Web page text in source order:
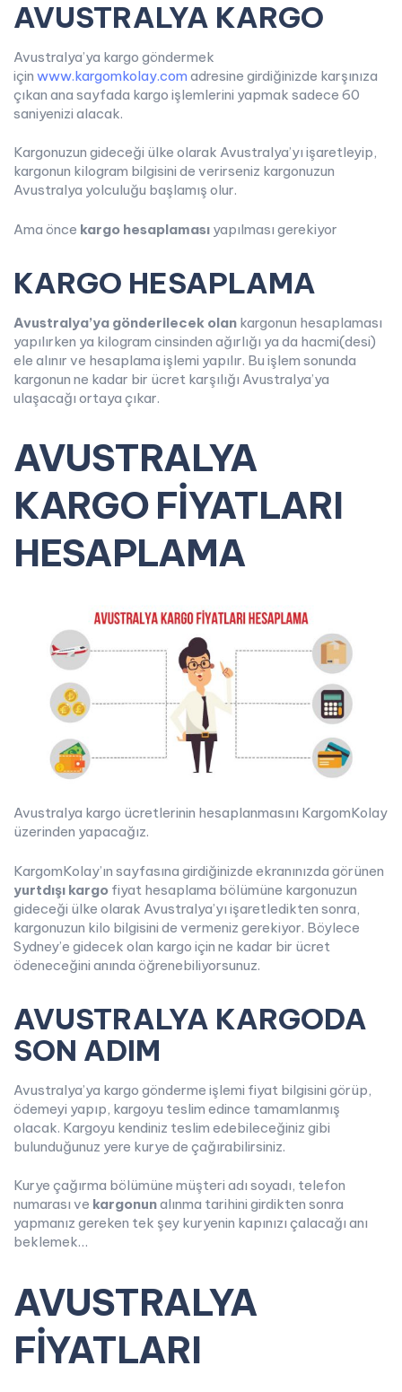
AVUSTRALYA KARGO
Avustralya’ya kargo göndermek
için www.kargomkolay.com adresine girdiğinizde karşınıza
çıkan ana sayfada kargo işlemlerini yapmak sadece 60
saniyenizi alacak.
Kargonuzun gideceği ülke olarak Avustralya’yı işaretleyip,
kargonun kilogram bilgisini de verirseniz kargonuzun
Avustralya yolculuğu başlamış olur.
Ama önce kargo hesaplaması yapılması gerekiyor
KARGO HESAPLAMA
Avustralya’ya gönderilecek olan kargonun hesaplaması
yapılırken ya kilogram cinsinden ağırlığı ya da hacmi(desi)
ele alınır ve hesaplama işlemi yapılır. Bu işlem sonunda
kargonun ne kadar bir ücret karşılığı Avustralya’ya
ulaşacağı ortaya çıkar.
AVUSTRALYA
KARGO FİYATLARI
HESAPLAMA
Avustralya kargo ücretlerinin hesaplanmasını KargomKolay
üzerinden yapacağız.
KargomKolay’ın sayfasına girdiğinizde ekranınızda görünen
yurtdışı kargo fiyat hesaplama bölümüne kargonuzun
gideceği ülke olarak Avustralya’yı işaretledikten sonra,
kargonuzun kilo bilgisini de vermeniz gerekiyor. Böylece
Sydney’e gidecek olan kargo için ne kadar bir ücret
ödeneceğini anında öğrenebiliyorsunuz.
AVUSTRALYA KARGODA
SON ADIM
Avustralya’ya kargo gönderme işlemi fiyat bilgisini görüp,
ödemeyi yapıp, kargoyu teslim edince tamamlanmış
olacak. Kargoyu kendiniz teslim edebileceğiniz gibi
bulunduğunuz yere kurye de çağırabilirsiniz.
Kurye çağırma bölümüne müşteri adı soyadı, telefon
numarası ve kargonunalınma tarihini girdikten sonra
yapmanız gereken tek şey kuryenin kapınızı çalacağı anı
beklemek…
AVUSTRALYA
FİYATLARI